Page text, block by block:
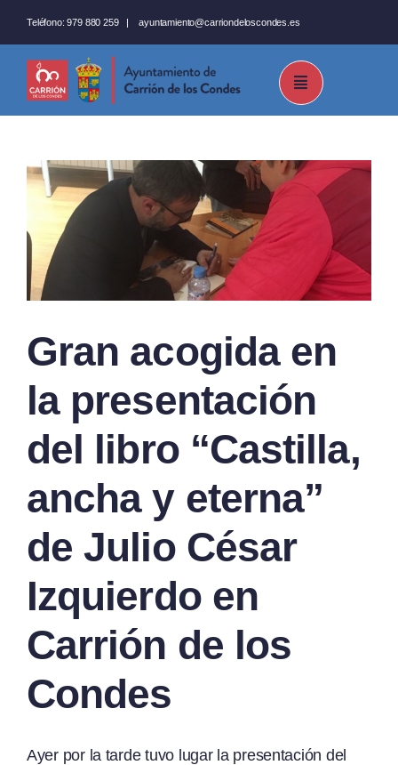
al
contenido
Teléfono: 979 880 259 |ayuntamiento@carriondeloscondes.es
Gran acogida en
la presentación
del libro “Castilla,
ancha y eterna”
de Julio César
Izquierdo en
Carrión de los
Condes
Ayer por la tarde tuvo lugar la presentación del